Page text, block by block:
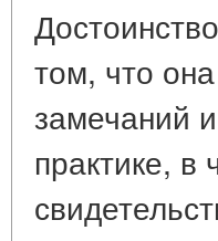
том, что
замечаний
практике, в